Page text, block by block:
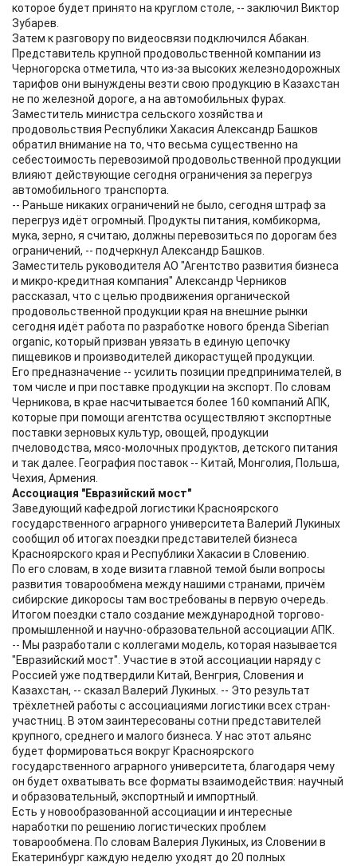
которое будет принято на круглом столе, -- заключил Виктор
Зубарев.
Затем к разговору по видеосвязи подключился Абакан.
Представитель крупной продовольственной компании из
Черногорска отметила, что из-за высоких железнодорожных
тарифов они вынуждены везти свою продукцию в Казахстан
не по железной дороге, а на автомобильных фурах.
Заместитель министра сельского хозяйства и
продовольствия Республики Хакасия Александр Башков
обратил внимание на то, что весьма существенно на
себестоимость перевозимой продовольственной продукции
влияют действующие сегодня ограничения за перегруз
автомобильного транспорта.
-- Раньше никаких ограничений не было, сегодня штраф за
перегруз идёт огромный. Продукты питания, комбикорма,
мука, зерно, я считаю, должны перевозиться по дорогам без
ограничений, -- подчеркнул Александр Башков.
Заместитель руководителя АО "Агентство развития бизнеса
и микро-кредитная компания" Александр Черников
рассказал, что с целью продвижения органической
продовольственной продукции края на внешние рынки
сегодня идёт работа по разработке нового бренда Siberian
organic, который призван увязать в единую цепочку
пищевиков и производителей дикорастущей продукции.
Его предназначение -- усилить позиции предпринимателей, в
том числе и при поставке продукции на экспорт. По словам
Черникова, в крае насчитывается более 160 компаний АПК,
которые при помощи агентства осуществляют экспортные
поставки зерновых культур, овощей, продукции
пчеловодства, мясо-молочных продуктов, детского питания
и так далее. География поставок -- Китай, Монголия, Польша,
Чехия, Армения.
Ассоциация "Евразийский мост"
Заведующий кафедрой логистики Красноярского
государственного аграрного университета Валерий Лукиных
сообщил об итогах поездки представителей бизнеса
Красноярского края и Республики Хакасии в Словению.
По его словам, в ходе визита главной темой были вопросы
развития товарообмена между нашими странами, причём
сибирские дикоросы там востребованы в первую очередь.
Итогом поездки стало создание международной торгово-
промышленной и научно-образовательной ассоциации АПК.
-- Мы разработали с коллегами модель, которая называется
"Евразийский мост". Участие в этой ассоциации наряду с
Россией уже подтвердили Китай, Венгрия, Словения и
Казахстан, -- сказал Валерий Лукиных. -- Это результат
трёхлетней работы с ассоциациями логистики всех стран-
участниц. В этом заинтересованы сотни представителей
крупного, среднего и малого бизнеса. У нас этот альянс
будет формироваться вокруг Красноярского
государственного аграрного университета, благодаря чему
он будет охватывать все форматы взаимодействия: научный
и образовательный, экспортный и импортный.
Есть у новообразованной ассоциации и интересные
наработки по решению логистических проблем
товарообмена. По словам Валерия Лукиных, из Словении в
Екатеринбург каждую неделю уходят до 20 полных